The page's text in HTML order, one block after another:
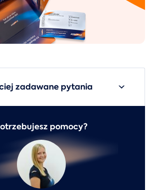
zadawane pytania
pomocy?